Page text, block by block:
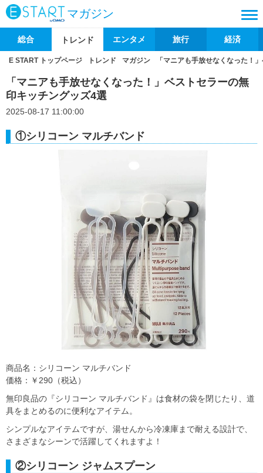
マガジン
総合 トレンド エンタメ 旅行 経済
E START トップページ トレンド マガジン 「マニアも手放せなくなった！
「マニアも手放せなくなった！」ベストセラーの無
印キッチングッズ4選
2025-08-17 11:00:00
①シリコーン マルチバンド
商品名：シリコーン マルチバンド
価格：￥290（税込）
無印良品の『シリコーン マルチバンド』は食材の袋を閉じたり、道
具をまとめるのに便利なアイテム。
シンプルなアイテムですが、湯せんから冷凍庫まで耐える設計で、
さまざまなシーンで活躍してくれますよ！
②シリコーン ジャムスプーン